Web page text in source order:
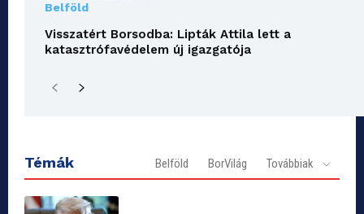
Belföld
Visszatért Borsodba: Lipták Attila lett a
katasztrófavédelem új igazgatója
Témák Belföld BorVilág Továbbiak